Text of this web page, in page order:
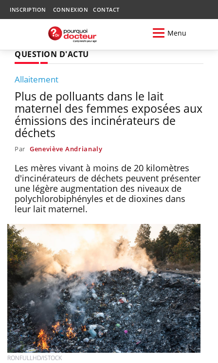
INSCRIPTION CONNEXION CONTACT
Menu
QUESTION D'ACTU
Allaitement
Plus de polluants dans le lait
maternel des femmes exposées aux
émissions des incinérateurs de
déchets
Par Geneviève Andrianaly
Les mères vivant à moins de 20 kilomètres
d'incinérateurs de déchets peuvent présenter
une légère augmentation des niveaux de
polychlorobiphényles et de dioxines dans
leur lait maternel.
RONFULLHD/ISTOCK